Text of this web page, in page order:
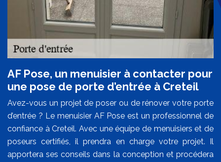
AF Pose, un menuisier à contacter pour
une pose de porte d’entrée à Creteil
Avez-vous un projet de poser ou de rénover votre porte
d’entrée ? Le menuisier AF Pose est un professionnel de
confiance à Creteil. Avec une équipe de menuisiers et de
poseurs certifiés, il prendra en charge votre projet. Il
apportera ses conseils dans la conception et procédera